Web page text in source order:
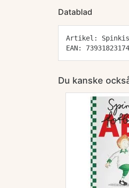
Datablad
Artikel:
EAN:
Du kanske